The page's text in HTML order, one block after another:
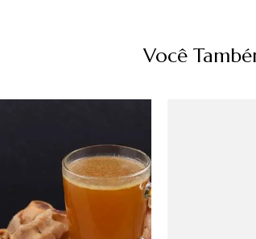
Você